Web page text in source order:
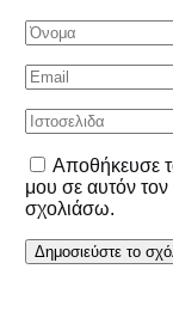
Αποθήκευσε
μου σε αυτόν
σχολιάσω.